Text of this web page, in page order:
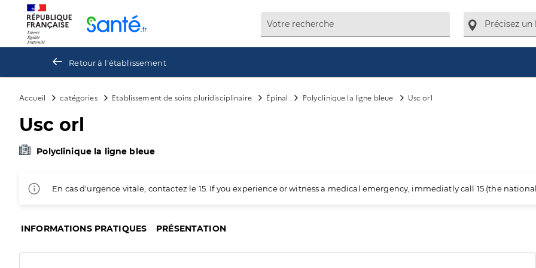
Retour à l'établissement
Accueil catégories Etablissement de soins pluridisciplinaire Épinal Polyclinique la ligne bleue Usc orl
Usc orl
Polyclinique la ligne bleue
En cas d'urgence vitale, contactez le 15. If you experience or witness a medical emergency, immediatly call 15 (the
INFORMATIONS PRATIQUES PRÉSENTATION
Panneau de gestion des cookies